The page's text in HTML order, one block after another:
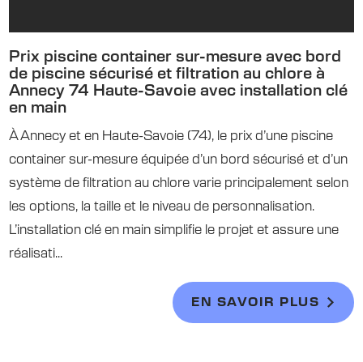
Prix piscine container sur-mesure avec bord
de piscine sécurisé et filtration au chlore à
Annecy 74 Haute-Savoie avec installation clé
en main
À Annecy et en Haute-Savoie (74), le prix d’une piscine
container sur-mesure équipée d’un bord sécurisé et d’un
système de filtration au chlore varie principalement selon
les options, la taille et le niveau de personnalisation.
L’installation clé en main simplifie le projet et assure une
réalisati...
EN SAVOIR PLUS